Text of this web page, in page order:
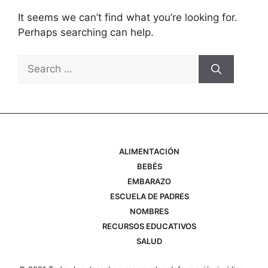
It seems we can’t find what you’re looking for.
Perhaps searching can help.
Search
for:
ALIMENTACIÓN
BEBÉS
EMBARAZO
ESCUELA DE PADRES
NOMBRES
RECURSOS EDUCATIVOS
SALUD